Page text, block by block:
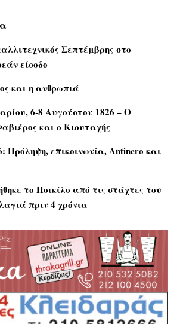
Σεπτέμβρης στο
είσοδο
και η ανθρωπιά
6-8 Αυγούστου 1826 – Ο
και ο Κιουταχής
Πρόληψη, επικοινωνία, Antinero και
το Ποικίλο από τις στάχτες του
πριν 4 χρόνια